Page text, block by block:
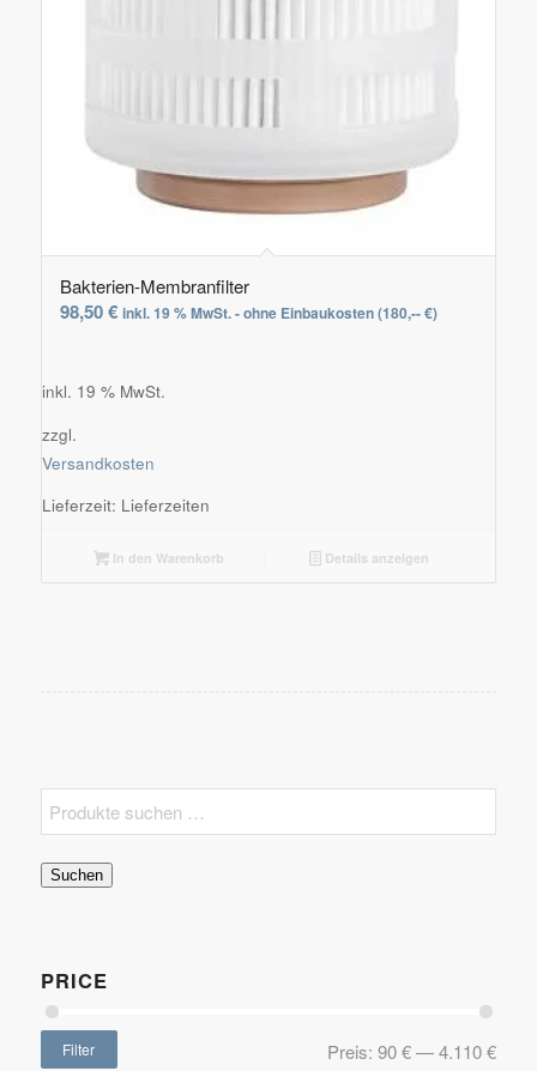
Bakterien-Membranfilter
98,50€ inkl. 19 % MwSt. - ohne Einbaukosten (180,-- €)
inkl. 19 % MwSt.
zzgl.
Versandkosten
Lieferzeit: Lieferzeiten
In den Warenkorb Details anzeigen
Suchen
PRICE
Filter Preis:90 €—4.110 €